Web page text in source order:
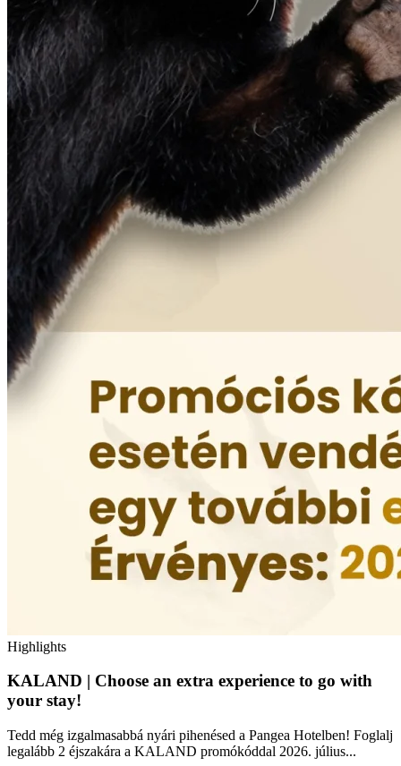
Highlights
KALAND | Choose an extra experience to go with
your stay!
Tedd még izgalmasabbá nyári pihenésed a Pangea Hotelben! Foglalj
legalább 2 éjszakára a KALAND promókóddal 2026. július...